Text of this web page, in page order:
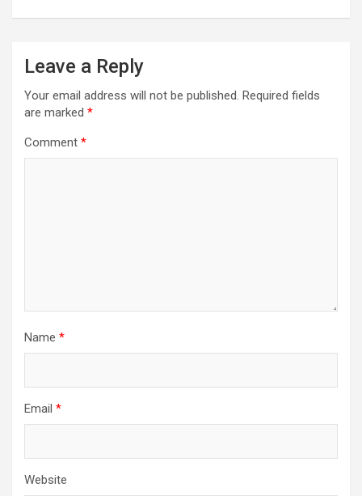
Leave a Reply
Your email address will not be published. Required fields
are marked *
Comment *
Name *
Email *
Website